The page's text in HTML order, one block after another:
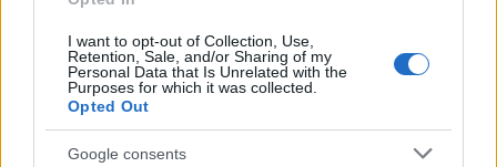
I want to opt-out of Collection, Use,
Retention, Sale, and/or Sharing of my
Personal Data that Is Unrelated with the
Purposes for which it was collected.
Opted Out
Google consents